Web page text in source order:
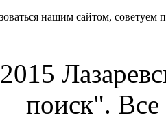
нашим сайтом, советуем
поиск".